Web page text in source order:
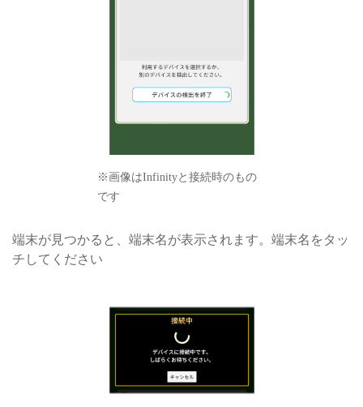
※画像はInfinityと接続時のもの
です
端末が見つかると、端末名が表示されます。端末名をタッ
チしてください